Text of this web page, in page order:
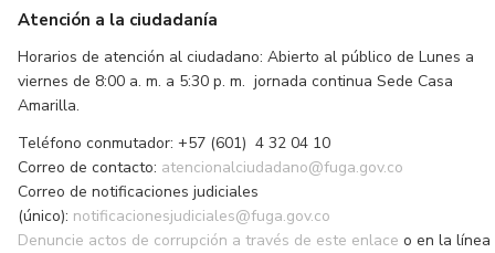
Atención a la ciudadanía
Horarios de atención al ciudadano: Abierto al público de Lunes a
viernes de 8:00 a. m. a 5:30 p. m. jornada continua Sede Casa
Amarilla.
Teléfono conmutador: +57 (601) 4 32 04 10
Correo de contacto: atencionalciudadano@fuga.gov.co
Correo de notificaciones judiciales
(único): notificacionesjudiciales@fuga.gov.co
Denuncie actos de corrupción a través de este enlace o en la línea